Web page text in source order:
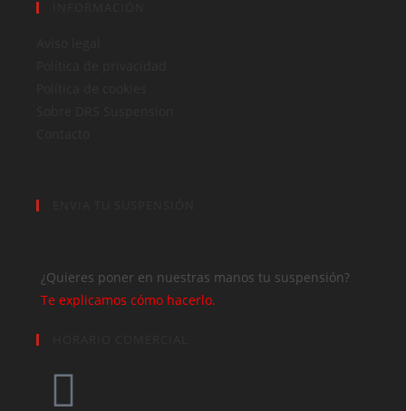
¿Quieres poner en nuestras manos tu suspensión?
Te explicamos cómo hacerlo.